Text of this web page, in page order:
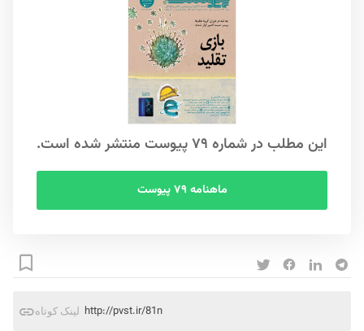
این مطلب در شماره ۷۹ پیوست منتشر شده است.
ماهنامه ۷۹ پیوست
لینک کوتاه http://pvst.ir/81n